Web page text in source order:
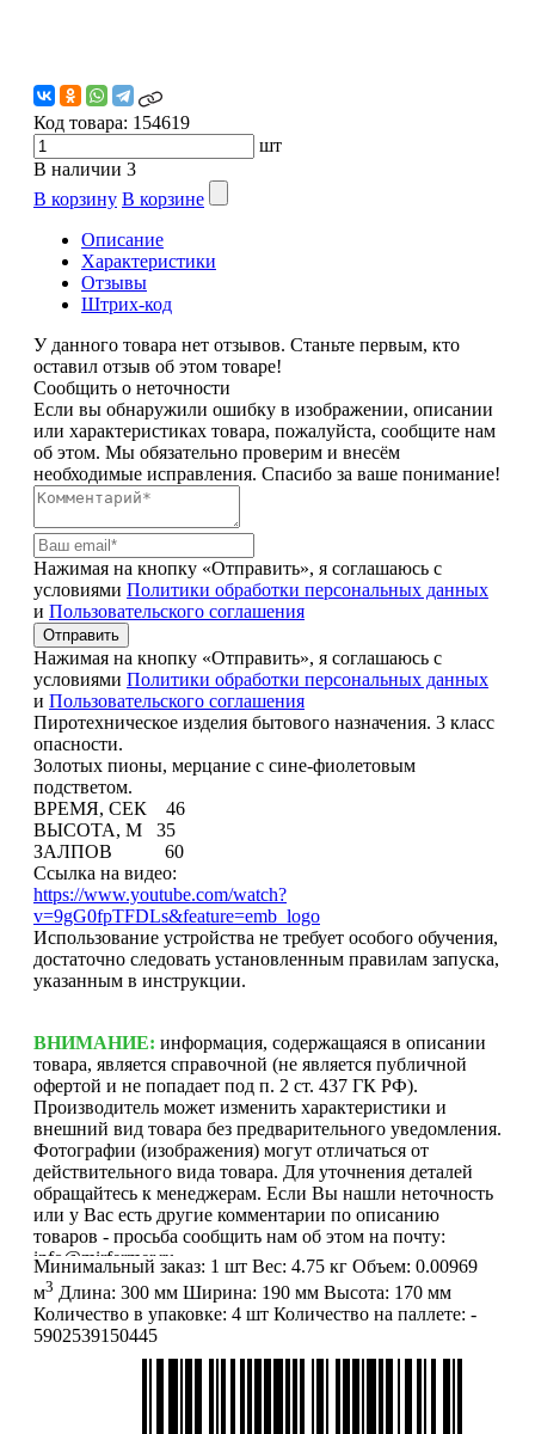
Код товара: 154619
шт
В наличии 3
В корзину В корзине
Описание
Характеристики
Отзывы
Штрих-код
У данного товара нет отзывов. Станьте первым, кто
оставил отзыв об этом товаре!
Сообщить о неточности
Если вы обнаружили ошибку в изображении, описании
или характеристиках товара, пожалуйста, сообщите нам
об этом. Мы обязательно проверим и внесём
необходимые исправления. Спасибо за ваше понимание!
Нажимая на кнопку «Отправить», я соглашаюсь с
условиями Политики обработки персональных данных
и Пользовательского соглашения
Отправить
Нажимая на кнопку «Отправить», я соглашаюсь с
условиями Политики обработки персональных данных
и Пользовательского соглашения
Пиротехническое изделия бытового назначения. 3 класс
опасности.
Золотых пионы, мерцание с сине-фиолетовым
подстветом.
ВРЕМЯ, СЕК 46
ВЫСОТА, М 35
ЗАЛПОВ 60
Ссылка на видео:
https://www.youtube.com/watch?
v=9gG0fpTFDLs&feature=emb_logo
Использование устройства не требует особого обучения,
достаточно следовать установленным правилам запуска,
указанным в инструкции.
ВНИМАНИЕ: информация, содержащаяся в описании
товара, является справочной (не является публичной
офертой и не попадает под п. 2 ст. 437 ГК РФ).
Производитель может изменить характеристики и
внешний вид товара без предварительного уведомления.
Фотографии (изображения) могут отличаться от
действительного вида товара. Для уточнения деталей
обращайтесь к менеджерам. Если Вы нашли неточность
или у Вас есть другие комментарии по описанию
товаров - просьба сообщить нам об этом на почту:
info@mirfermer.ru
Минимальный заказ: 1 шт Вес: 4.75 кг Объем: 0.00969
м3 Длина: 300 мм Ширина: 190 мм Высота: 170 мм
Количество в упаковке: 4 шт Количество на паллете: -
5902539150445